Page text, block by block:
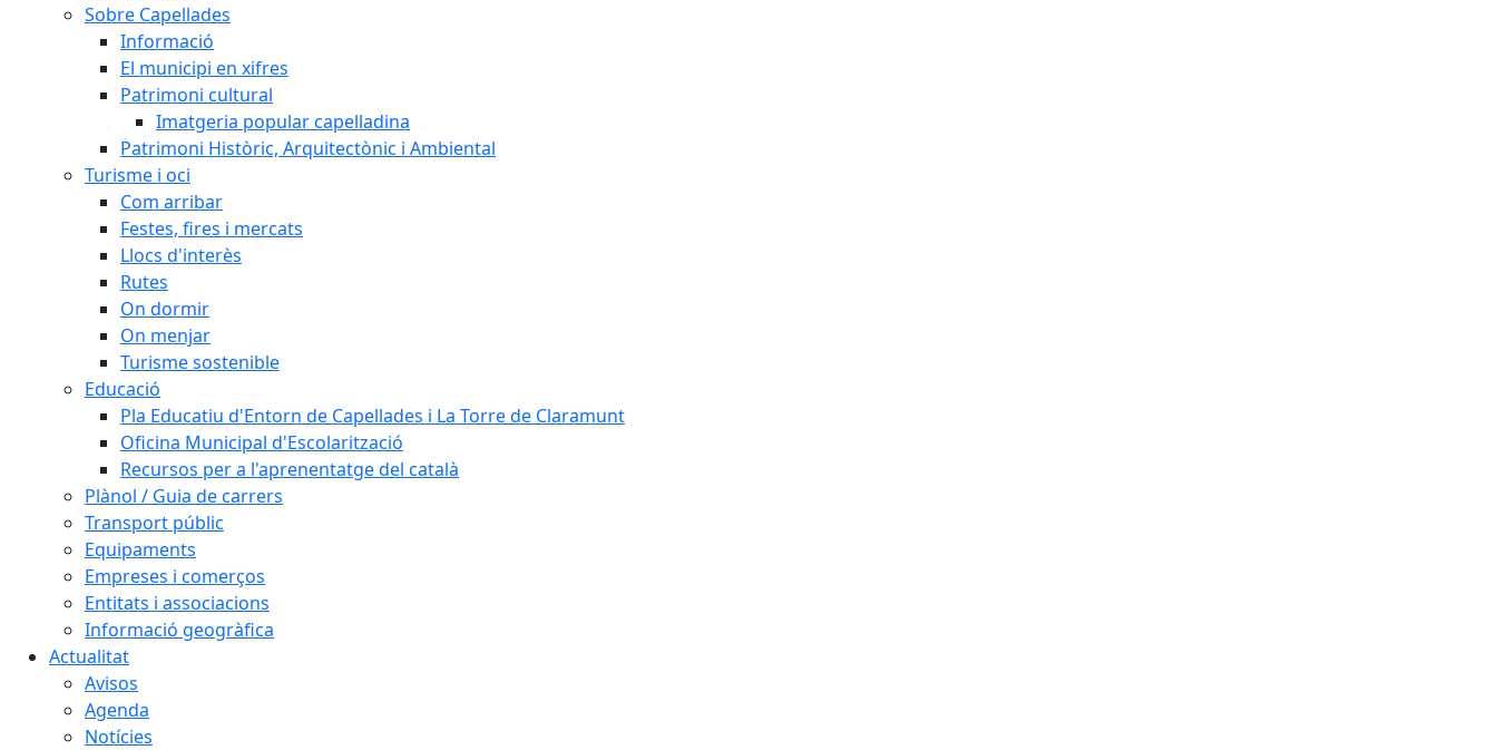
Sobre Capellades
Informació
El municipi en xifres
Patrimoni cultural
Imatgeria popular capelladina
Patrimoni Històric, Arquitectònic i Ambiental
Turisme i oci
Com arribar
Festes, fires i mercats
Llocs d'interès
Rutes
On dormir
On menjar
Turisme sostenible
Educació
Pla Educatiu d'Entorn de Capellades i La Torre de Claramunt
Oficina Municipal d'Escolarització
Recursos per a l'aprenentatge del català
Plànol / Guia de carrers
Transport públic
Equipaments
Empreses i comerços
Entitats i associacions
Informació geogràfica
Actualitat
Avisos
Agenda
Notícies